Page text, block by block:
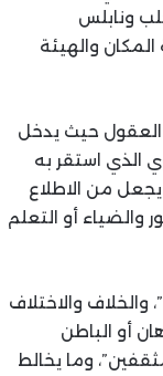
ونابلس
والهيئة
العقول حيث يدخل
الذي استقر به
من الاطلاع
أو التعلم
والخلاف والاختلاف
أو الباطن
وما يخالط